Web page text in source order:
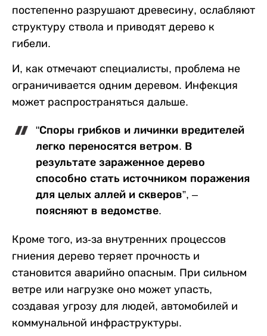
постепенно разрушают древесину, ослабляют
структуру ствола и приводят дерево к
гибели.
И, как отмечают специалисты, проблема не
ограничивается одним деревом. Инфекция
может распространяться дальше.
"Споры грибков и личинки вредителей
легко переносятся ветром. В
результате зараженное дерево
способно стать источником поражения
для целых аллей и скверов”, –
поясняют в ведомстве.
Кроме того, из-за внутренних процессов
гниения дерево теряет прочность и
становится аварийно опасным. При сильном
ветре или нагрузке оно может упасть,
создавая угрозу для людей, автомобилей и
коммунальной инфраструктуры.